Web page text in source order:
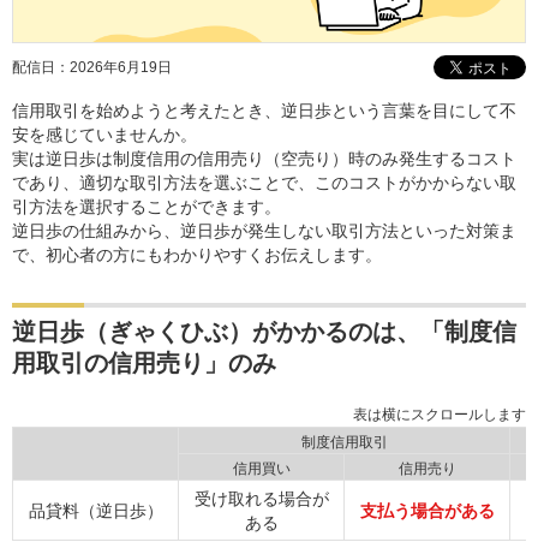
配信日： 2026年6月19日
信用取引を始めようと考えたとき、逆日歩という言葉を目にして不
安を感じていませんか。
実は逆日歩は制度信用の信用売り（空売り）時のみ発生するコスト
であり、適切な取引方法を選ぶことで、このコストがかからない取
引方法を選択することができます。
逆日歩の仕組みから、逆日歩が発生しない取引方法といった対策ま
で、初心者の方にもわかりやすくお伝えします。
逆日歩（ぎゃくひぶ）がかかるのは、「制度信
用取引の信用売り」のみ
制度信用取引
信用買い
信用売り
品貸料（逆日歩）
受け取れる場合が
ある
支払う場合がある